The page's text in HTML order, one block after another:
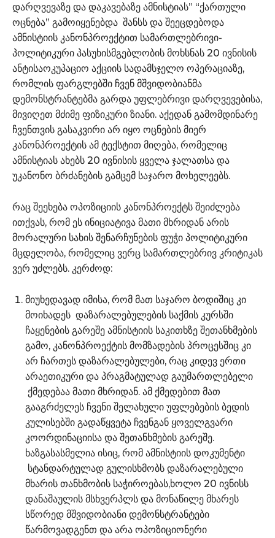
დარღვევაზე და დაკავებაზე ამნისტიას” “ქართული
ოცნება” გამოიყენებდა შანსს და შეეცდებოდა
ამნისტიის კანონპროექტით სამართლებრივი-
პოლიტიკური პასუხისმგებლობის მოხსნას 20 ივნისის
ანტისაოკუპაციო აქციის სადამსჯელო ოპერაციაზე,
რომლის ფარგლებში ჩვენ მშვიდობიანმა
დემონსტრანტებმა გარდა უფლებრივი დარღვევებისა,
მივიღეთ მძიმე ფიზიკური ზიანი. აქედან გამომდინარე
ჩვენთვის გასაკვირი არ იყო ოცნების მიერ
კანონპროექტის ამ ტექსტით მიღება, რომელიც
ამნისტიას ახებს 20 ივნისის ყველა ჯალათსა და
უკანონო ბრძანების გამცემ საჯარო მოხელეებს.
რაც შეეხება ოპოზიციის კანონპროექტს შეიძლება
ითქვას, რომ ეს ინიციატივა მათი მხრიდან არის
მორალური სახის შენარჩუნების ფუჭი პოლიტიკური
მცდელობა, რომელიც ვერც სამართლებრივ კრიტიკას
ვერ უძლებს. კერძოდ:
მიუხედავად იმისა, რომ მათ საჯარო ბოდიშიც კი
მოიხადეს დაზარალებულების საქმის კურსში
ჩაყენების გარეშე ამნისტიის საკითხზე შეთანხმების
გამო, კანონპროექტის მომზადების პროცესშიც კი
არ ჩართეს დაზარალებულები, რაც კიდევ ერთი
არაეთიკური და პრაგმატულად გაუმართლებელი
ქმედებაა მათი მხრიდან. ამ ქმედებით მათ
გააგრძელეს ჩვენი შელახული უფლებების ბედის
კულისებში გადაწყვეტა ჩვენგან ყოველგვარი
კოორდინაციისა და შეთანხმების გარეშე.
ხაზგასასმელია ისიც, რომ ამნისტიის დოკუმენტი
სტანდარტულად გულისხმობს დაზარალებული
მხარის თანხმობის საჭიროებას,ხოლო 20 ივნისს
დანაშაულის მსხვერპლს და მონაწილე მხარეს
სწორედ მშვიდობიანი დემონსტრანტები
წარმოვადგენთ და არა ოპოზიციონერი